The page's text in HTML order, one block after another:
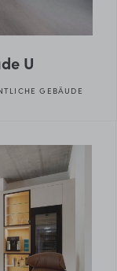
U
GEBÄUDE